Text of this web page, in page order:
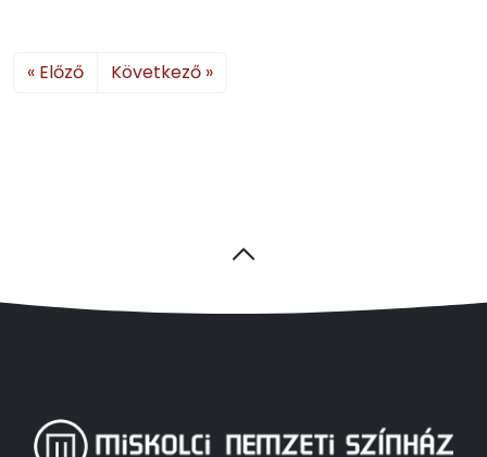
« Előző Következő »